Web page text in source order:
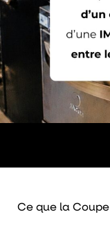
Ce que la